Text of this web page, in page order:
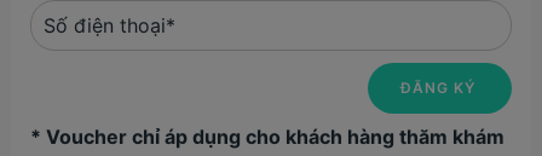
* Voucher chỉ áp dụng cho khách hàng thăm khám